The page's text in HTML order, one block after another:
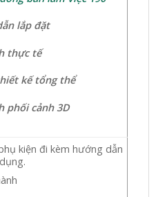
lắp đặt
thực tế
kế tổng thể
phối cảnh 3D
kiện đi kèm hướng dẫn